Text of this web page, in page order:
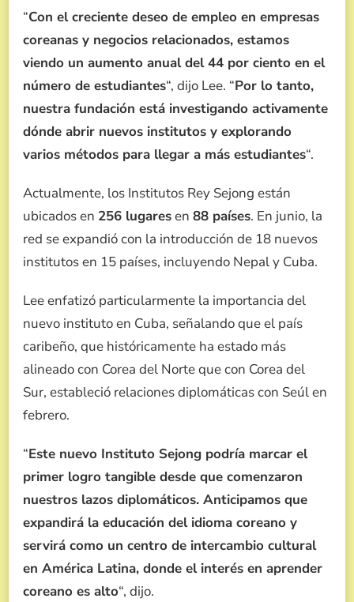
“Con el creciente deseo de empleo en empresas
coreanas y negocios relacionados, estamos
viendo un aumento anual del 44 por ciento en el
número de estudiantes“, dijo Lee. “Por lo tanto,
nuestra fundación está investigando activamente
dónde abrir nuevos institutos y explorando
varios métodos para llegar a más estudiantes“.
Actualmente, los Institutos Rey Sejong están
ubicados en 256 lugaresen 88 países. En junio, la
red se expandió con la introducción de 18 nuevos
institutos en 15 países, incluyendo Nepal y Cuba.
Lee enfatizó particularmente la importancia del
nuevo instituto en Cuba, señalando que el país
caribeño, que históricamente ha estado más
alineado con Corea del Norte que con Corea del
Sur, estableció relaciones diplomáticas con Seúl en
febrero.
“Este nuevo Instituto Sejong podría marcar el
primer logro tangible desde que comenzaron
nuestros lazos diplomáticos. Anticipamos que
expandirá la educación del idioma coreano y
servirá como un centro de intercambio cultural
en América Latina, donde el interés en aprender
coreano es alto“, dijo.